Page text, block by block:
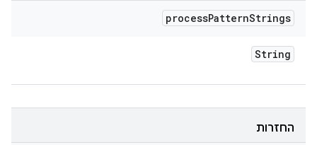
processPatternStrings
String
החזרות